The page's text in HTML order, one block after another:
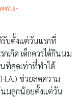
บตั้งแต่วันแรกที่
เกิด เด็กควรได้กินนม
นที่สุดเท่าที่ทำได้
ช่วยลดความ
นมลูกน้อยตั้งแต่วัน